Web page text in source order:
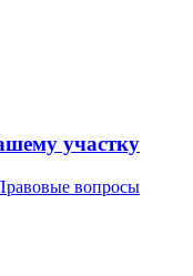
участку
вопросы